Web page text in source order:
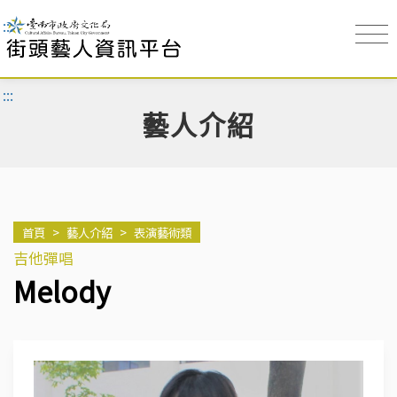
:::
:::
藝人介紹
首頁 > 藝人介紹 > 表演藝術類
吉他彈唱
Melody